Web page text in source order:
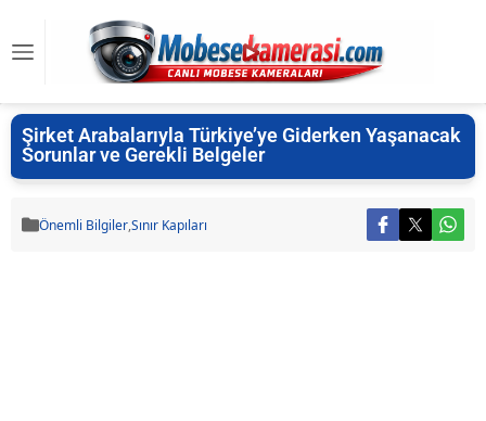
Şirket Arabalarıyla Türkiye’ye Giderken Yaşanacak
Sorunlar ve Gerekli Belgeler
Önemli Bilgiler,Sınır Kapıları